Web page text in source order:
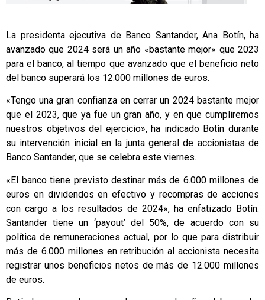
La presidenta ejecutiva de Banco Santander, Ana Botín, ha
avanzado que 2024 será un año «bastante mejor» que 2023
para el banco, al tiempo que avanzado que el beneficio neto
del banco superará los 12.000 millones de euros.
«Tengo una gran confianza en cerrar un 2024 bastante mejor
que el 2023, que ya fue un gran año, y en que cumpliremos
nuestros objetivos del ejercicio», ha indicado Botín durante
su intervención inicial en la junta general de accionistas de
Banco Santander, que se celebra este viernes.
«El banco tiene previsto destinar más de 6.000 millones de
euros en dividendos en efectivo y recompras de acciones
con cargo a los resultados de 2024», ha enfatizado Botín.
Santander tiene un ‘payout’ del 50%, de acuerdo con su
política de remuneraciones actual, por lo que para distribuir
más de 6.000 millones en retribución al accionista necesita
registrar unos beneficios netos de más de 12.000 millones
de euros.